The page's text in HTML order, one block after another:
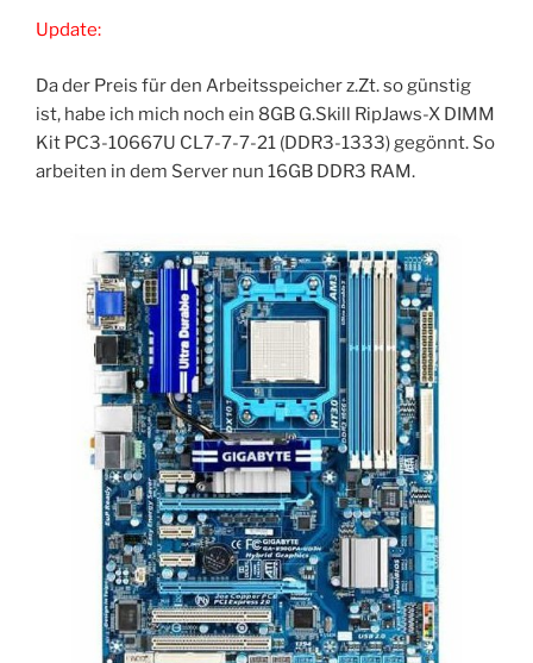
Update:
Da der Preis für den Arbeitsspeicher z.Zt. so günstig
ist, habe ich mich noch ein 8GB G.Skill RipJaws-X DIMM
Kit PC3-10667U CL7-7-7-21 (DDR3-1333) gegönnt. So
arbeiten in dem Server nun 16GB DDR3 RAM.